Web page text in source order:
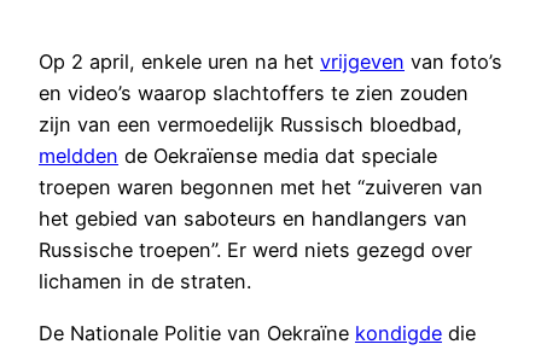
Op 2 april, enkele uren na het vrijgeven van foto’s
en video’s waarop slachtoffers te zien zouden
zijn van een vermoedelijk Russisch bloedbad,
meldden de Oekraïense media dat speciale
troepen waren begonnen met het “zuiveren van
het gebied van saboteurs en handlangers van
Russische troepen”. Er werd niets gezegd over
lichamen in de straten.
De Nationale Politie van Oekraïne kondigde die